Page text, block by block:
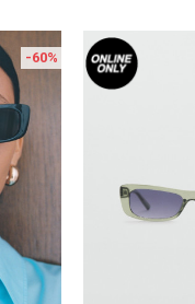
-60%